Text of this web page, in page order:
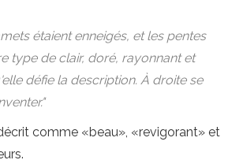
étaient enneigés, et les pentes
type de clair, doré, rayonnant et
défie la description. À droite se
comme «beau», «revigorant» et